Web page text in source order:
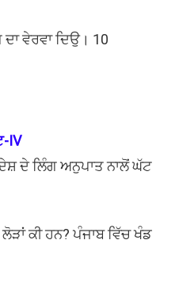
ਵੇਰਵਾ ਦਿਉ। 10
IV
ਦੇ ਲਿੰਗ ਅਨੁਪਾਤ ਨਾਲੋਂ ਘੱਟ
ਕੀ ਹਨ? ਪੰਜਾਬ ਵਿੱਚ ਖੰਡ